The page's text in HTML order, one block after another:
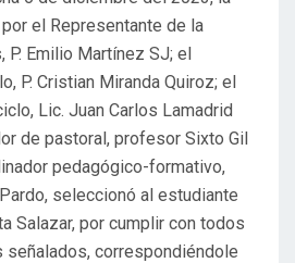
el Representante de la
P. Emilio Martínez SJ; el
P. Cristian Miranda Quiroz; el
Lic. Juan Carlos Lamadrid
de pastoral, profesor Sixto Gil
pedagógico-formativo,
seleccionó al estudiante
Salazar, por cumplir con todos
correspondiéndole